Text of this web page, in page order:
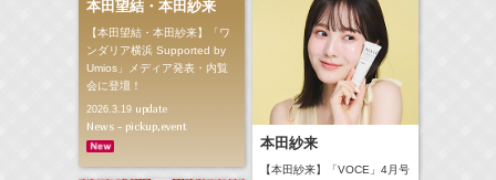
本田望結・本田紗来
【本田望結・本田紗来】「ワ
ンダリア横浜 Supported by
Umios」メディア発表・内覧
会に登壇！
2026.3.19update
News - pickup,event
本田紗来
【本田紗来】「VOCE」4月号